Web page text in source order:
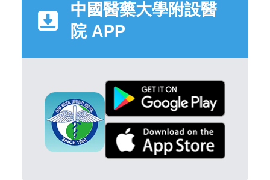
中國醫藥大學附設醫
院 APP